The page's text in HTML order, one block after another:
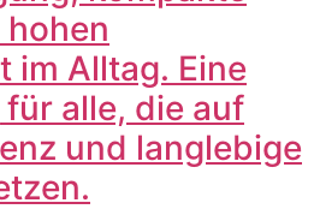
im Alltag. Eine
alle, die auf
und langlebige